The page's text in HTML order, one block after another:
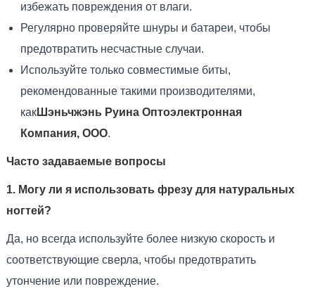
избежать повреждения от влаги.
Регулярно проверяйте шнуры и батареи, чтобы
предотвратить несчастные случаи.
Используйте только совместимые биты,
рекомендованные такими производителями,
какШэньчжэнь Руина Оптоэлектронная
Компания, ООО.
Часто задаваемые вопросы
1. Могу ли я использовать фрезу для натуральных
ногтей?
Да, но всегда используйте более низкую скорость и
соответствующие сверла, чтобы предотвратить
утончение или повреждение.